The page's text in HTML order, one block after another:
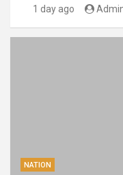
1 day ago
NATION